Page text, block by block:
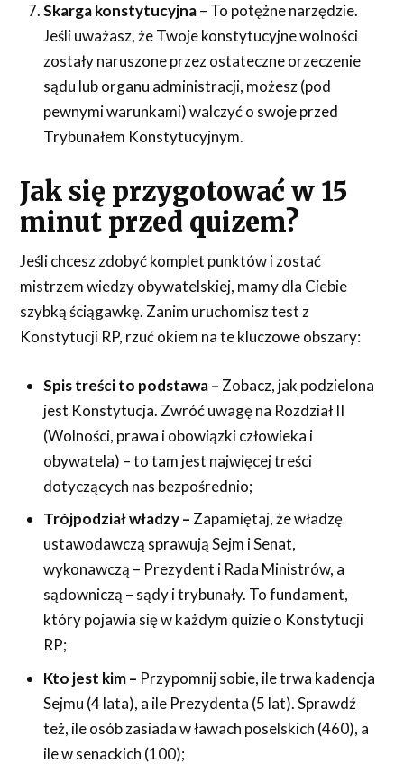
Skarga konstytucyjna– To potężne narzędzie.
Jeśli uważasz, że Twoje konstytucyjne wolności
zostały naruszone przez ostateczne orzeczenie
sądu lub organu administracji, możesz (pod
pewnymi warunkami) walczyć o swoje przed
Trybunałem Konstytucyjnym.
Jak się przygotować w 15
minut przed quizem?
Jeśli chcesz zdobyć komplet punktów i zostać
mistrzem wiedzy obywatelskiej, mamy dla Ciebie
szybką ściągawkę. Zanim uruchomisz test z
Konstytucji RP, rzuć okiem na te kluczowe obszary:
Spis treści to podstawa – Zobacz, jak podzielona
jest Konstytucja. Zwróć uwagę na Rozdział II
(Wolności, prawa i obowiązki człowieka i
obywatela) – to tam jest najwięcej treści
dotyczących nas bezpośrednio;
Trójpodział władzy – Zapamiętaj, że władzę
ustawodawczą sprawują Sejm i Senat,
wykonawczą – Prezydent i Rada Ministrów, a
sądowniczą – sądy i trybunały. To fundament,
który pojawia się w każdym quizie o Konstytucji
RP;
Kto jest kim – Przypomnij sobie, ile trwa kadencja
Sejmu (4 lata), a ile Prezydenta (5 lat). Sprawdź
też, ile osób zasiada w ławach poselskich (460), a
ile w senackich (100);